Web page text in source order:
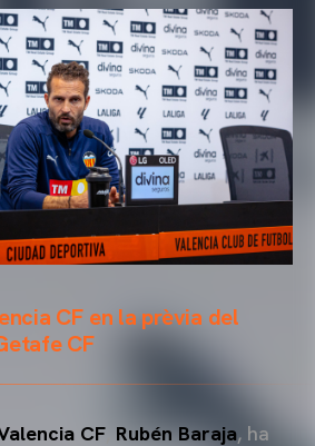
CF en la prèvia del
CF
CF Rubén Baraja, ha